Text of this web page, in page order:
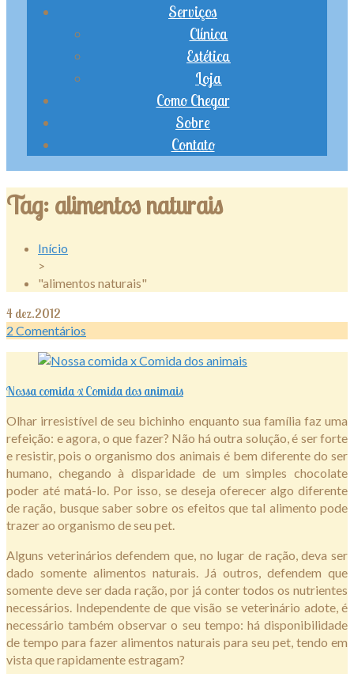
Serviços
Clínica
Estética
Loja
Como Chegar
Sobre
Contato
Tag: alimentos naturais
Início
>
"alimentos naturais"
4 dez.2012
2 Comentários
Nossa comida x Comida dos animais
Olhar irresistível de seu bichinho enquanto sua família faz uma
refeição: e agora, o que fazer? Não há outra solução, é ser forte
e resistir, pois o organismo dos animais é bem diferente do ser
humano, chegando à disparidade de um simples chocolate
poder até matá-lo. Por isso, se deseja oferecer algo diferente
de ração, busque saber sobre os efeitos que tal alimento pode
trazer ao organismo de seu pet.
Alguns veterinários defendem que, no lugar de ração, deva ser
dado somente alimentos naturais. Já outros, defendem que
somente deve ser dada ração, por já conter todos os nutrientes
necessários. Independente de que visão se veterinário adote, é
necessário também observar o seu tempo: há disponibilidade
de tempo para fazer alimentos naturais para seu pet, tendo em
vista que rapidamente estragam?